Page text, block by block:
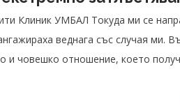
Клиник УМБАЛ Токуда ми се
веднага със случая ми.
и човешко отношение, което
много време, изобщо не се